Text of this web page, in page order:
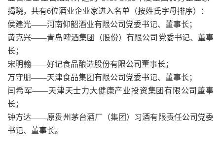
揭晓，共有6位酒业企业家进入名单（按姓氏字母排序）：
侯建光——河南仰韶酒业有限公司党委书记、董事长；
黄克兴——青岛啤酒集团（股份）有限公司党委书记、董事
长；
宋明翰——好记食品酿造股份有限公司董事长；
万守朋——天津食品集团有限公司党委书记、董事长；
闫希军——天津天士力大健康产业投资集团有限公司董事
长；
钟方达——原贵州茅台酒厂（集团）习酒有限责任公司党委
书记、董事长。